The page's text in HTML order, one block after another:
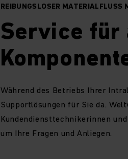
REIBUNGSLOSER
Service für
Während des Betriebs Ihrer
Supportlösungen für Sie da.
Kundendiensttechnikerinnen
um Ihre Fragen und Anliegen.